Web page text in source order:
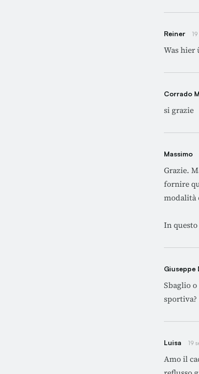
Reiner
Was hier
Corrado
si grazie
Massimo
Grazie.
fornire
modalità
In
Giuseppe
Sbaglio
Luisa 19
Amo il